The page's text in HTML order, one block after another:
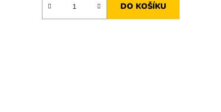
DO KOŠÍKU